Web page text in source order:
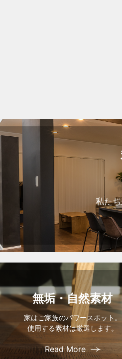
私た
無垢・自然素材
家はご家族のパワースポット。
使用する素材は厳選します。
Read More